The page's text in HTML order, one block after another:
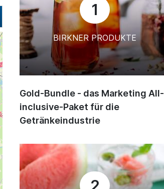
1
BIRKNER PRODUKTE
Gold-Bundle - das Marketing All-
inclusive-Paket für die
Getränkeindustrie